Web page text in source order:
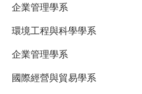
企業管理學系
環境工程與科學學系
企業管理學系
國際經營與貿易學系